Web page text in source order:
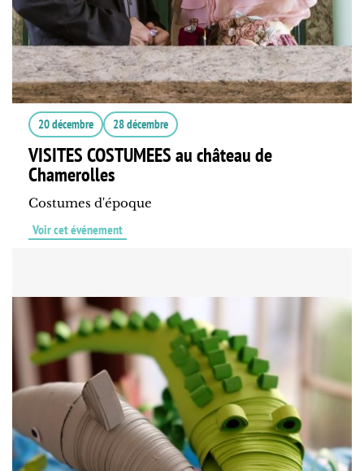
20 décembre 28 décembre
VISITES COSTUMEES au château de
Chamerolles
Costumes d'époque
Voir cet événement